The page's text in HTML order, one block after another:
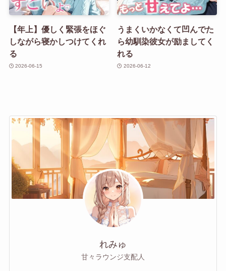
【年上】優しく緊張をほぐ
しながら寝かしつけてくれ
る
2026-06-15
うまくいかなくて凹んでた
ら幼馴染彼女が励ましてく
れる
2026-06-12
れみゅ
甘々ラウンジ支配人